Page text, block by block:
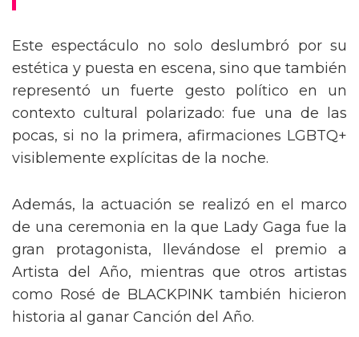
Este espectáculo no solo deslumbró por su
estética y puesta en escena, sino que también
representó un fuerte gesto político en un
contexto cultural polarizado: fue una de las
pocas, si no la primera, afirmaciones LGBTQ+
visiblemente explícitas de la noche.
Además, la actuación se realizó en el marco
de una ceremonia en la que Lady Gaga fue la
gran protagonista, llevándose el premio a
Artista del Año, mientras que otros artistas
como Rosé de BLACKPINK también hicieron
historia al ganar Canción del Año.